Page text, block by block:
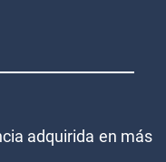
adquirida en más